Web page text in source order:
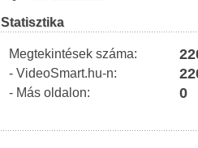
Statisztika
Megtekintések száma:
- VideoSmart.hu-n:
- Más oldalon: 0